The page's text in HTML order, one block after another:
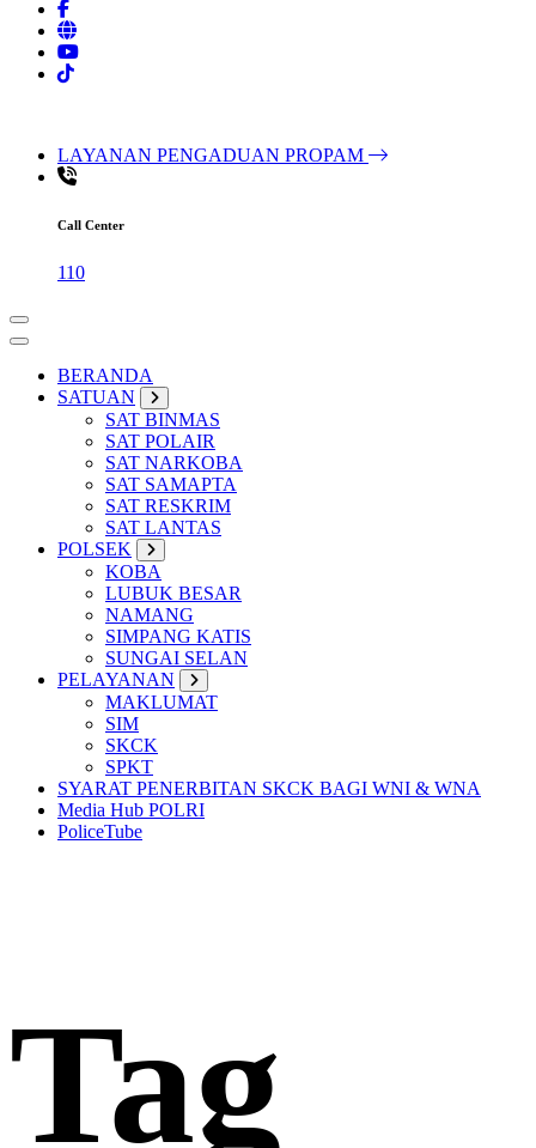
LAYANAN PENGADUAN PROPAM
Call Center
110
BERANDA
SATUAN
SAT BINMAS
SAT POLAIR
SAT NARKOBA
SAT SAMAPTA
SAT RESKRIM
SAT LANTAS
POLSEK
KOBA
LUBUK BESAR
NAMANG
SIMPANG KATIS
SUNGAI SELAN
PELAYANAN
MAKLUMAT
SIM
SKCK
SPKT
SYARAT PENERBITAN SKCK BAGI WNI & WNA
Media Hub POLRI
PoliceTube
Tag